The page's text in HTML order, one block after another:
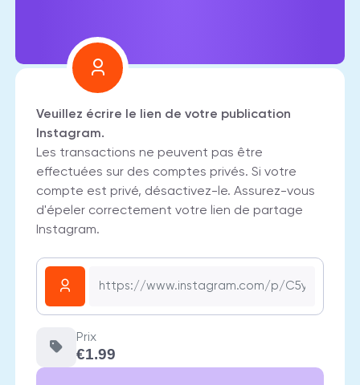
Veuillez écrire le lien de votre publication
Instagram.
Les transactions ne peuvent pas être
effectuées sur des comptes privés. Si votre
compte est privé, désactivez-le. Assurez-vous
d'épeler correctement votre lien de partage
Instagram.
Prix
€1.99